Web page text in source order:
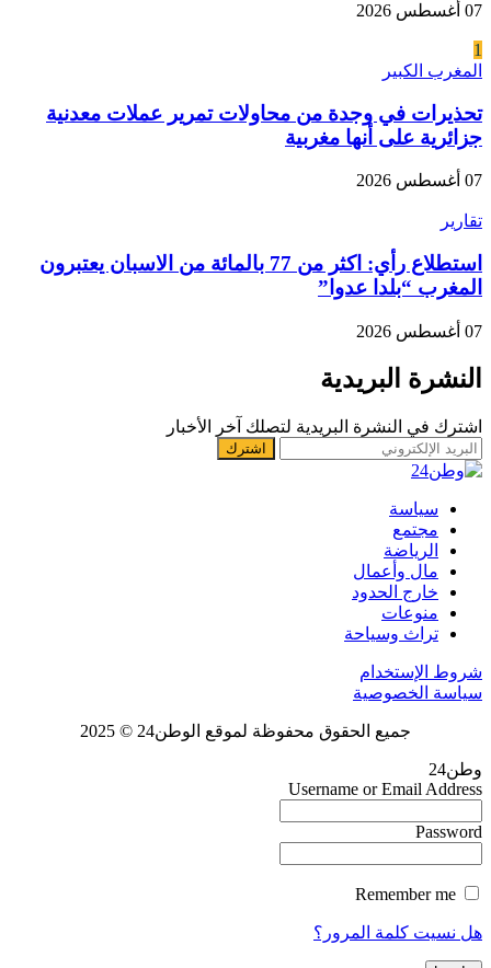
07 أغسطس 2026
1
المغرب الكبير
تحذيرات في وجدة من محاولات تمرير عملات معدنية
جزائرية على أنها مغربية
07 أغسطس 2026
تقارير
استطلاع رأي: اكثر من 77 بالمائة من الاسبان يعتبرون
المغرب “بلدا عدوا”
07 أغسطس 2026
النشرة البريدية
اشترك في النشرة البريدية لتصلك آخر الأخبار
سياسة
مجتمع
الرياضة
مال وأعمال
خارج الحدود
منوعات
تراث وسياحة
شروط الإستخدام
سياسة الخصوصية
جميع الحقوق محفوظة لموقع الوطن24 © 2025
وطن24
Username or Email Address
Password
هل نسيت كلمة المرور؟